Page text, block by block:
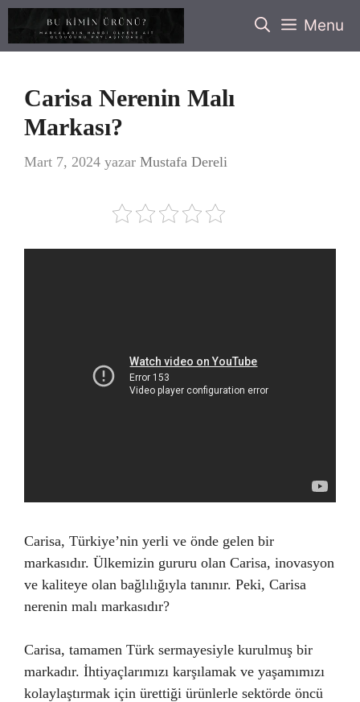
İçeriğe
Menu
Carisa Nerenin Malı
Markası?
Mart 7, 2024 yazar Mustafa Dereli
Carisa, Türkiye’nin yerli ve önde gelen bir
markasıdır. Ülkemizin gururu olan Carisa, inovasyon
ve kaliteye olan bağlılığıyla tanınır. Peki, Carisa
nerenin malı markasıdır?
Carisa, tamamen Türk sermayesiyle kurulmuş bir
markadır. İhtiyaçlarımızı karşılamak ve yaşamımızı
kolaylaştırmak için ürettiği ürünlerle sektörde öncü